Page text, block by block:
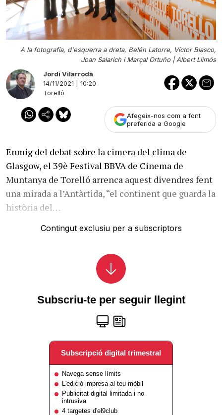
A la fotografia, d'esquerra a dreta, Belén Latorre, Víctor Blasco,
Joan Salarich i Marçal Ortuño |Albert Llimós
Jordi Vilarrodà
14/11/2021 | 10:20
Torelló
Afegeix-nos com a font
preferida a Google
Enmig del debat sobre la cimera del clima de
Glasgow, el 39è Festival BBVA de Cinema de
Muntanya de Torelló arrenca aquest divendres fent
una mirada a l’Antàrtida, “el continent que guarda la
història del…
Contingut exclusiu per a subscriptors